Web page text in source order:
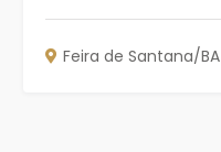
Feira de Santana/BA